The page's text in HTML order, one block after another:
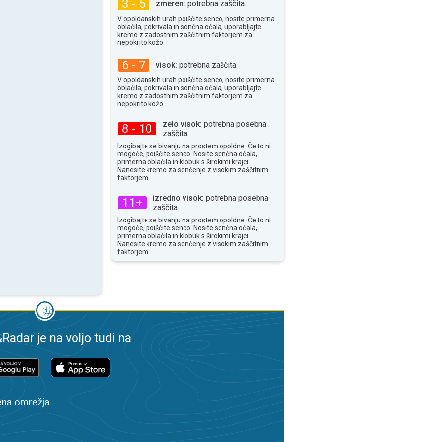
3 - 5 zmeren: potrebna zaščita.
V opoldanskih urah poiščite senco, nosite primerna
oblačila, pokrivala in sončna očala, uporabljajte
kremo z zadostnim zaščitnim faktorjem za
nepokrito kožo.
6 - 7 visok: potrebna zaščita.
V opoldanskih urah poiščite senco, nosite primerna
oblačila, pokrivala in sončna očala, uporabljajte
kremo z zadostnim zaščitnim faktorjem za
nepokrito kožo.
8 - 10 zelo visok: potrebna posebna
zaščita.
Izogibajte se bivanju na prostem opoldne. Če to ni
mogoče, poiščite senco. Nosite sončna očala,
primerna oblačila in klobuk s širokimi krajci.
Nanesite kremo za sončenje z visokim zaščitnim
faktorjem.
11+ izredno visok: potrebna posebna
zaščita.
Izogibajte se bivanju na prostem opoldne. Če to ni
mogoče, poiščite senco. Nosite sončna očala,
primerna oblačila in klobuk s širokimi krajci.
Nanesite kremo za sončenje z visokim zaščitnim
faktorjem.
je na voljo tudi na
omrežja